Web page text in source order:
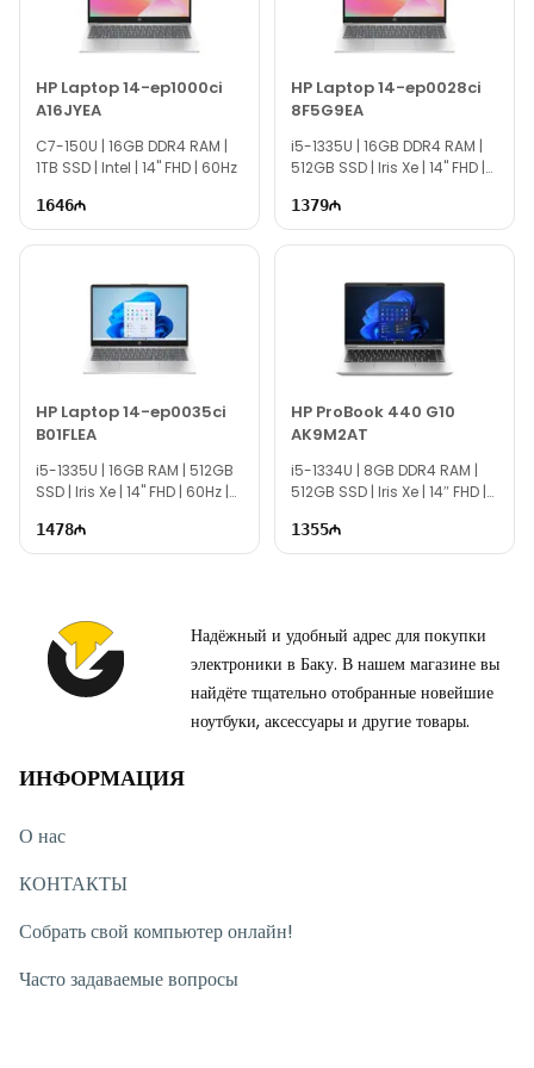
готовы помочь ежедневно с 10:00–19:00.
Благодарим вас за интерес к Texno Gallery!
HP Laptop 14-ep1000ci
A16JYEA
C7-150U | 16GB DDR4 RAM |
1TB SSD | Intel | 14" FHD | 60Hz
1646
HP Laptop 14-ep0028ci
8F5G9EA
i5-1335U | 16GB DDR4 RAM |
512GB SSD | Iris Xe | 14" FHD |
1379
HP Laptop 14-ep0035ci
B01FLEA
i5-1335U | 16GB RAM | 512GB
SSD | Iris Xe | 14" FHD | 60Hz |
1478
HP ProBook 440 G10
AK9M2AT
i5-1334U | 8GB DDR4 RAM |
512GB SSD | Iris Xe | 14″ FHD |
1355
Надёжный и удобный адрес для покупки
электроники в Баку. В нашем магазине вы
найдёте тщательно отобранные новейшие
ноутбуки, аксессуары и другие товары.
ИНФОРМАЦИЯ
О нас
КОНТАКТЫ
Собрать свой компьютер онлайн!
Часто задаваемые вопросы